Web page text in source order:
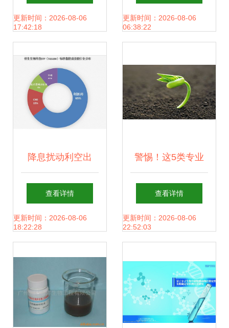
的全球领导者
更新时间：2026-08-06
17:42:18
的产业转型升级之
更新时间：2026-08-06
06:38:22
降息扰动利空出
尽，港美股医药板
块集体反弹——恒
513280创年内新高
查看详情
更新时间：2026-08-06
18:22:28
警惕！这5类专业
名校就业率也堪
忧，生物科技首当
查看详情
更新时间：2026-08-06
22:52:03